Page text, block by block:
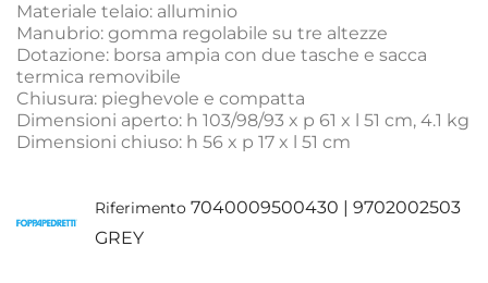
Materiale telaio: alluminio
Manubrio: gomma regolabile su tre altezze
Dotazione: borsa ampia con due tasche e sacca
termica removibile
Chiusura: pieghevole e compatta
Dimensioni aperto: h 103/98/93 x p 61 x l 51 cm, 4.1 kg
Dimensioni chiuso: h 56 x p 17 x l 51 cm
Riferimento 7040009500430 | 9702002503
GREY